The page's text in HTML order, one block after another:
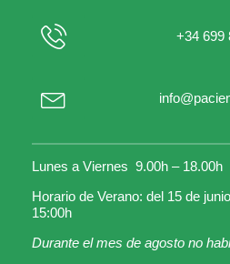
+34 699
Lunes a Viernes 9.00h – 18.00h
Horario de Verano: del 15 de
15:00h
Durante el mes de agosto no